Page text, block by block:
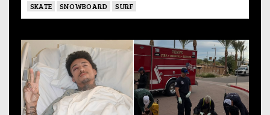
SKATE SNOWBOARD SURF